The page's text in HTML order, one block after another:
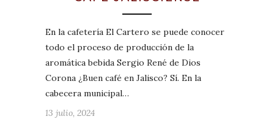
En la cafetería El Cartero se puede conocer
todo el proceso de producción de la
aromática bebida Sergio René de Dios
Corona ¿Buen café en Jalisco? Sí. En la
cabecera municipal…
13 julio, 2024